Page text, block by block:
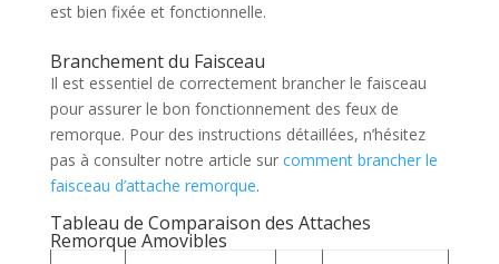
est bien fixée et fonctionnelle.
Branchement du Faisceau
Il est essentiel de correctement brancher le faisceau
pour assurer le bon fonctionnement des feux de
remorque. Pour des instructions détaillées, n’hésitez
pas à consulter notre article sur comment brancher le
faisceau d’attache remorque.
Tableau de Comparaison des Attaches
Remorque Amovibles